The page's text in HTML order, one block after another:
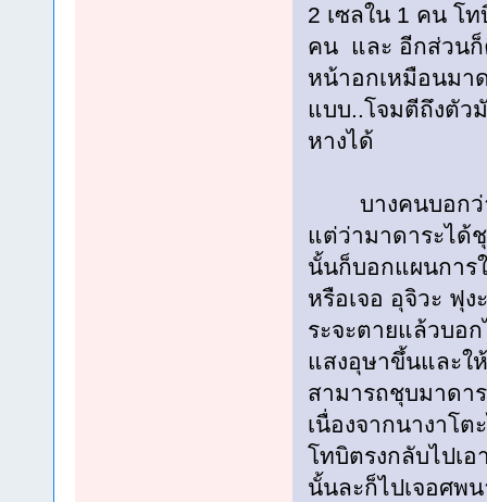
2 เซลใน 1 คน โ
คน และ อีกส่วนก็
หน้าอกเหมือนมา
แบบ..โจมตีถึงตัว
หางได้
บางคนบอกว่า
แต่ว่ามาดาระได้
นั้นก็บอกแผนการ
หรือเจอ อุจิวะ ฟุ
ระจะตายแล้วบอก
แสงอุษาขึ้นและใ
สามารถชุบมาดา
เนื่องจากนางาโ
โทบิตรงกลับไปเ
นั้นละก็ไปเจอศพน